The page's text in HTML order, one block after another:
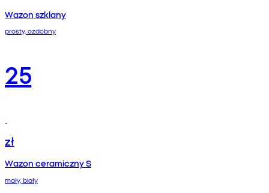
Wazon szklany
prosty, ozdobny
25
zł
Wazon ceramiczny S
mały, biały